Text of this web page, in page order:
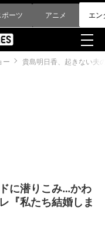
ポーツ アニメ エン
ー 貴島明日香、起きない夫
に潜りこみ…かわ
『私たち結婚しま